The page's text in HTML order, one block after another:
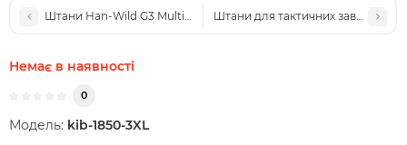
Штани Han-Wild G3 Multicam з наколінниками | Регулювання +
Штани для тактичних завдань
Немає в наявності
0
Модель: kib-1850-3XL